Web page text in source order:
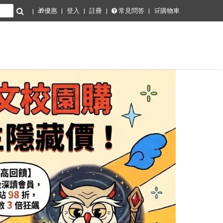
🎁優惠 登入 註冊 常見問答 🛒購物車